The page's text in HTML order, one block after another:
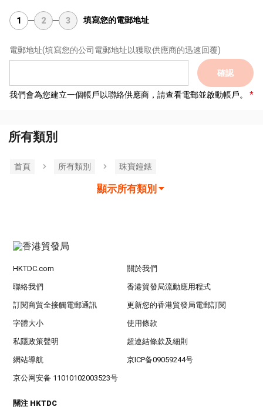
1 2 3 填寫您的電郵地址
電郵地址(填寫您的公司電郵地址以獲取供應商的迅速回覆)
確認
我們會為您建立一個帳戶以聯絡供應商，請查看電郵並啟動帳戶。
所有類別
首頁 所有類別 珠寶鐘錶
顯示所有類別
HKTDC.com 關於我們
聯絡我們 香港貿發局流動應用程式
訂閱商貿全接觸電郵通訊 更新您的香港貿發局電郵訂閱
字體大小 使用條款
私隱政策聲明 超連結條款及細則
網站導航 京ICP备09059244号
京公网安备 11010102003523号
關注 HKTDC